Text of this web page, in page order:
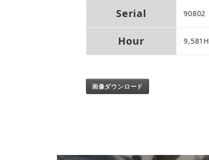
Serial 90802
Hour 9,581H
画像ダウンロード